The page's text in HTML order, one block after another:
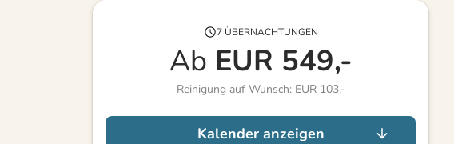
7 ÜBERNACHTUNGEN
Ab EUR 549,-
Reinigung auf Wunsch: EUR 103,-
Kalender anzeigen